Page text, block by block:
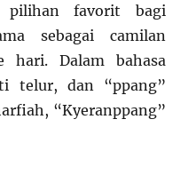
pilihan favorit bagi
sebagai camilan
hari. Dalam bahasa
telur, dan “ppang”
“Kyeranppang”